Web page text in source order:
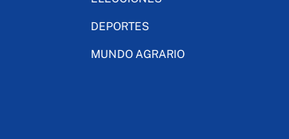
DEPORTES
MUNDO AGRARIO